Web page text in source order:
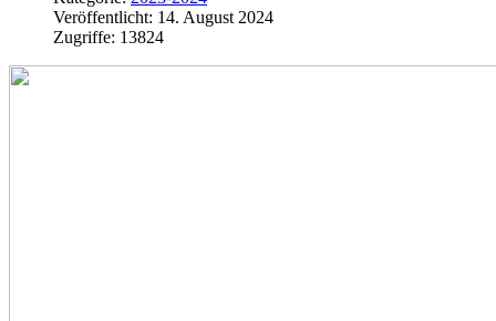
Veröffentlicht: 14. August 2024
Zugriffe: 13824